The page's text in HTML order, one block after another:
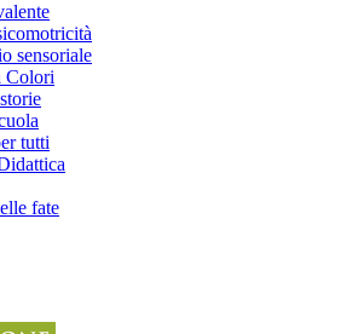
sensoriale
Colori
tutti
fate